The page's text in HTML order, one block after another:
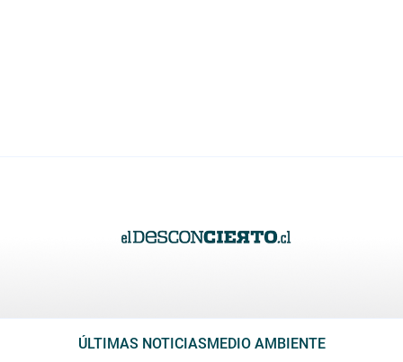
ÚLTIMAS NOTICIAS MEDIO AMBIENTE